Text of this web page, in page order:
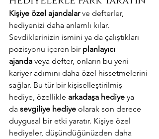
Kişiye özel ajandalar ve defterler,
hediyenizi daha anlamlı kılar.
Sevdiklerinizin ismini ya da çalıştıkları
pozisyonu içeren bir planlayıcı
ajanda veya defter, onların bu yeni
kariyer adımını daha özel hissetmelerini
sağlar. Bu tür bir kişiselleştirilmiş
hediye, özellikle arkadaşa hediye ya
da sevgiliye hediye olarak son derece
duygusal bir etki yaratır. Kişiye özel
hediyeler, düşündüğünüzden daha